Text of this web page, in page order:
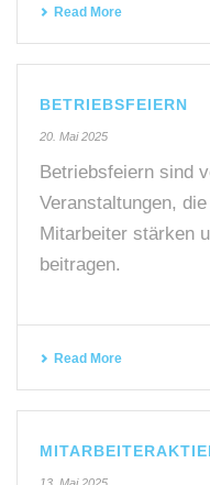
Read More
BETRIEBSFEIERN
20. Mai 2025
Betriebsfeiern sind
Veranstaltungen,
Mitarbeiter stärken
beitragen.
Read More